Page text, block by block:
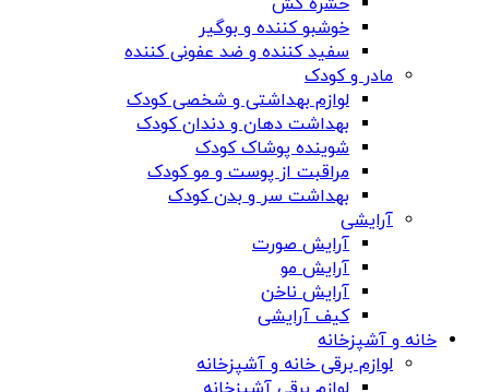
خوشبو کننده و بوگیر
سفید کننده و ضد عفونی کننده
مادر و کودک
لوازم بهداشتی و شخصی کودک
بهداشت دهان و دندان کودک
شوینده پوشاک کودک
مراقبت از پوست و مو کودک
بهداشت سر و بدن کودک
آرایشی
آرایش صورت
آرایش مو
آرایش ناخن
کیف آرایشی
خانه و آشپزخانه
لوازم برقی خانه و آشپزخانه